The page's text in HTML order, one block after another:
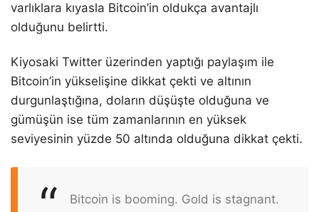
varlıklara kıyasla Bitcoin’in oldukça avantajlı
olduğunu belirtti.
Kiyosaki Twitter üzerinden yaptığı paylaşım ile
Bitcoin’in yükselişine dikkat çekti ve altının
durgunlaştığına, doların düşüşte olduğuna ve
gümüşün ise tüm zamanlarının en yüksek
seviyesinin yüzde 50 altında olduğuna dikkat çekti.
Bitcoin is booming. Gold is stagnant.